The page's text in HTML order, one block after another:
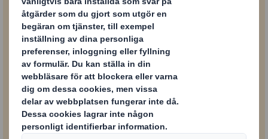
För att kunna se detta innehåll måste du godkänna ”prestanda”-kakor